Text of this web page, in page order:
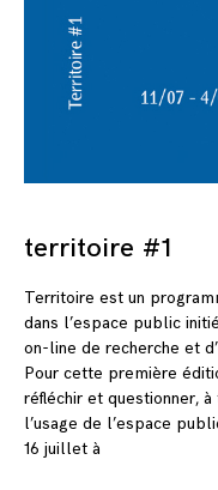
territoire #1
Territoire est un
dans l’espace public
on-line de recherche et
Pour cette première
réfléchir et questionner,
l’usage de l’espace
16 juillet à